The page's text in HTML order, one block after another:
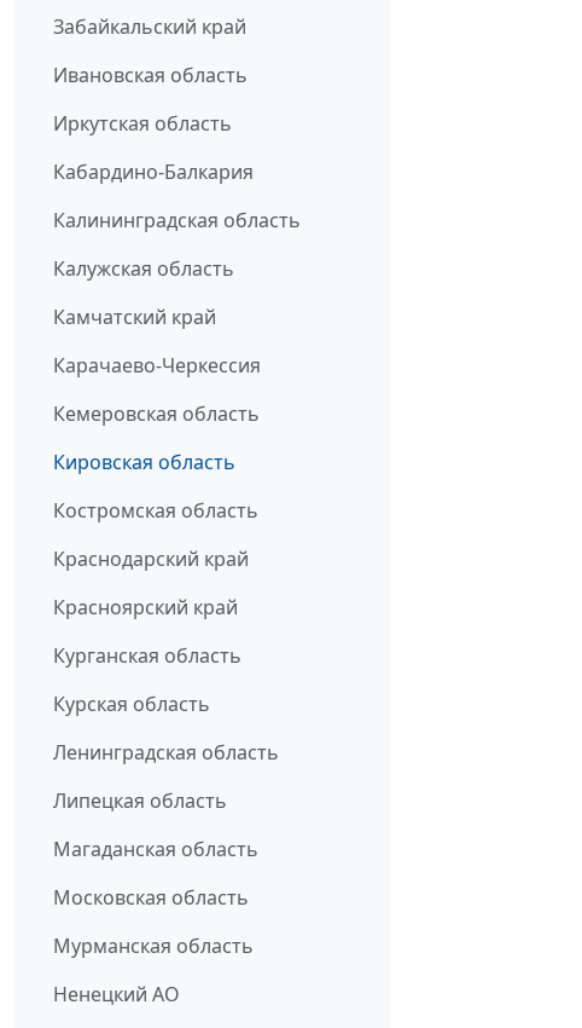
Забайкальский край
Ивановская область
Иркутская область
Кабардино-Балкария
Калининградская область
Калужская область
Камчатский край
Карачаево-Черкессия
Кемеровская область
Кировская область
Костромская область
Краснодарский край
Красноярский край
Курганская область
Курская область
Ленинградская область
Липецкая область
Магаданская область
Московская область
Мурманская область
Ненецкий АО